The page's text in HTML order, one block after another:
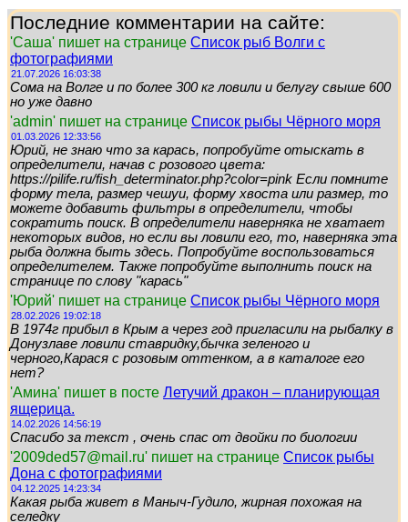
Последние комментарии на сайте:
'Саша' пишет на странице Список рыб Волги с
фотографиями
21.07.2026 16:03:38
Сома на Волге и по более 300 кг ловили и белугу свыше 600
но уже давно
'admin' пишет на странице Список рыбы Чёрного моря
01.03.2026 12:33:56
Юрий, не знаю что за карась, попробуйте отыскать в
определители, начав с розового цвета:
https://pilife.ru/fish_determinator.php?color=pink Если помните
форму тела, размер чешуи, форму хвоста или размер, то
можете добавить фильтры в определители, чтобы
сократить поиск. В определители наверняка не хватает
некоторых видов, но если вы ловили его, то, наверняка эта
рыба должна быть здесь. Попробуйте воспользоваться
определителем. Также попробуйте выполнить поиск на
странице по слову "карась"
'Юрий' пишет на странице Список рыбы Чёрного моря
28.02.2026 19:02:18
В 1974г прибыл в Крым а через год пригласили на рыбалку в
Донузлаве ловили ставридку,бычка зеленого и
черного,Карася с розовым оттенком, а в каталоге его
нет?
'Амина' пишет в посте Летучий дракон – планирующая
ящерица.
14.02.2026 14:56:19
Спасибо за текст , очень спас от двойки по биологии
'2009ded57@mail.ru' пишет на странице Список рыбы
Дона с фотографиями
04.12.2025 14:23:34
Какая рыба живет в Маныч-Гудило, жирная похожая на
селедку